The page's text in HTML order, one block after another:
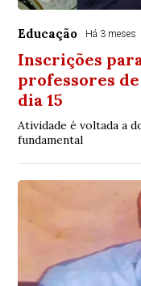
Educação Há 3 meses
Inscrições
professores
dia 15
Atividade é voltada a
fundamental